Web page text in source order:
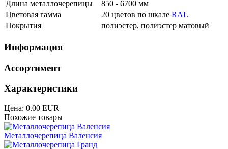
Длина металлочерепицы
850 - 6700 мм
Цветовая гамма
20 цветов по шкале RAL
Покрытия
полиэстер, полиэстер матовый
Информация
Ассортимент
Характеристики
Цена: 0.00 EUR
Похожие товары
Металлочерепица Валенсия